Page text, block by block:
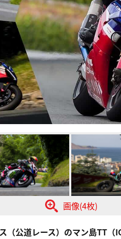
画像(4枚)
（公道レース）のマン島TT